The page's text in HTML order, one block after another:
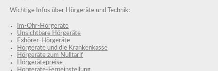
Wichtige Infos über Hörgeräte und Technik:
Im-Ohr-Hörgeräte
Unsichtbare Hörgeräte
Exhörer-Hörgeräte
Hörgeräte und die Krankenkasse
Hörgeräte zum Nulltarif
Hörgerätepreise